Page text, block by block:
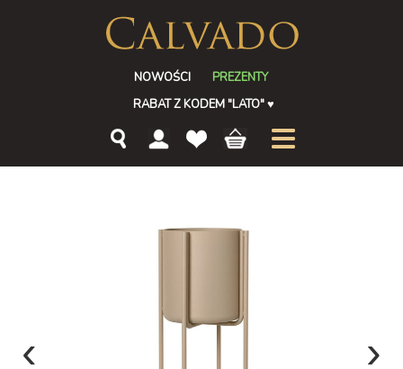
NOWOŚCI
PREZENTY
RABAT Z KODEM "LATO"♥
‹ ›